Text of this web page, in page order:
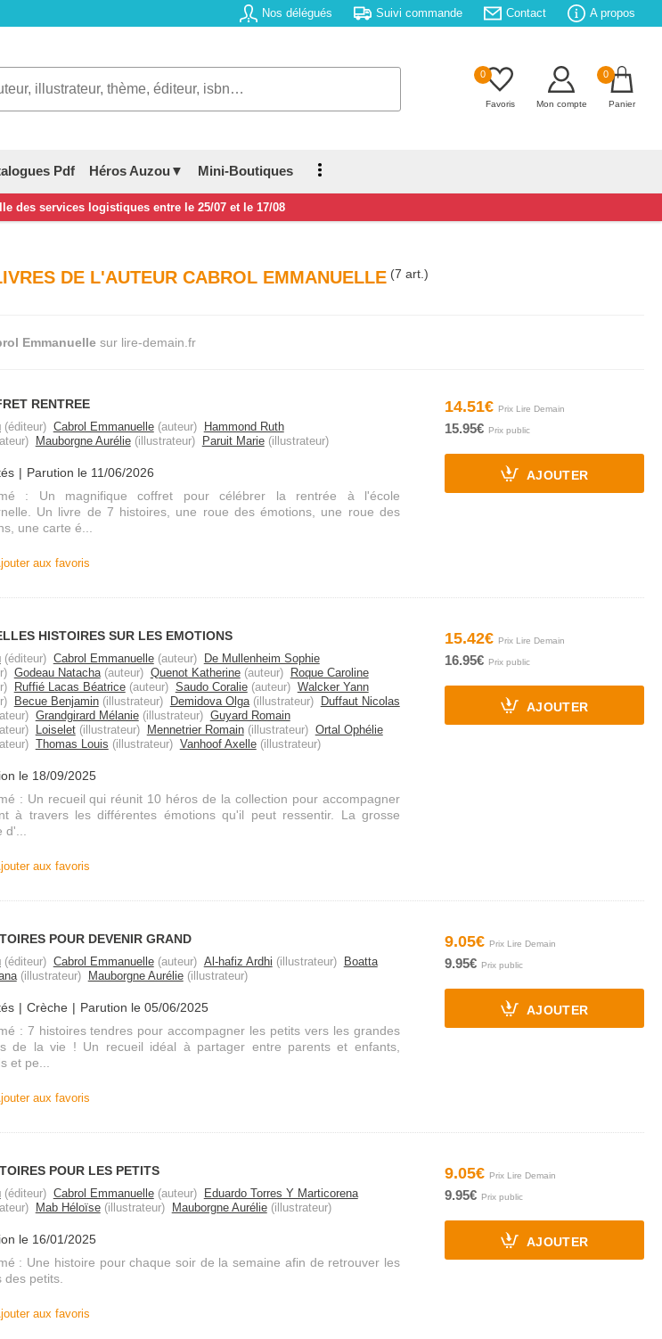
Nos délégués Suivi commande Contact A propos
0
Favoris Mon compte
0
Panier
Pdf Héros Auzou▼ Mini-Boutiques
des services logistiques entre le 25/07 et le 17/08
DE L'AUTEUR CABROL EMMANUELLE (7 art.)
Emmanuellesur lire-demain.fr
RENTREE
(éditeur) Cabrol Emmanuelle(auteur)
Hammond Ruth
Mauborgne Aurélie(illustrateur) Paruit Marie(illustrateur)
Parution le 11/06/2026
: Un magnifique coffret pour célébrer la rentrée à l'école
Un livre de 7 histoires, une roue des émotions, une roue des
une carte é...
aux favoris
14.51€
15.95€
AJOUTER
HISTOIRES SUR LES EMOTIONS
(éditeur) Cabrol Emmanuelle(auteur)
De Mullenheim Sophie
Godeau Natacha(auteur) Quenot Katherine(auteur)
Roque Caroline
Ruffié Lacas Béatrice(auteur) Saudo Coralie(auteur) Walcker Yann
Becue Benjamin(illustrateur) Demidova Olga(illustrateur)
Duffaut Nicolas
Grandgirard Mélanie(illustrateur) Guyard Romain
Loiselet(illustrateur) Mennetrier Romain(illustrateur) Ortal Ophélie
Thomas Louis (illustrateur) Vanhoof Axelle(illustrateur)
le 18/09/2025
: Un recueil qui réunit 10 héros de la collection pour accompagner
à travers les différentes émotions qu'il peut ressentir. La grosse
d'...
aux favoris
15.42€
16.95€
AJOUTER
POUR DEVENIR GRAND
(éditeur) Cabrol Emmanuelle(auteur) Al-hafiz Ardhi (illustrateur)
Boatta
(illustrateur) Mauborgne Aurélie(illustrateur)
Crèche
Parution le 05/06/2025
: 7 histoires tendres pour accompagner les petits vers les grandes
de la vie ! Un recueil idéal à partager entre parents et enfants,
et pe...
aux favoris
9.05€
9.95€
AJOUTER
POUR LES PETITS
(éditeur) Cabrol Emmanuelle(auteur)
Eduardo Torres Y Marticorena
Mab Héloïse(illustrateur) Mauborgne Aurélie(illustrateur)
le 16/01/2025
: Une histoire pour chaque soir de la semaine afin de retrouver les
des petits.
aux favoris
9.05€
9.95€
AJOUTER